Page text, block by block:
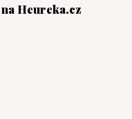
Heureka.cz